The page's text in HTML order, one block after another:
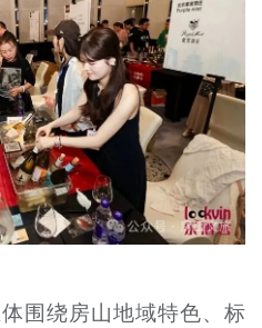
围绕房山地域特色、标